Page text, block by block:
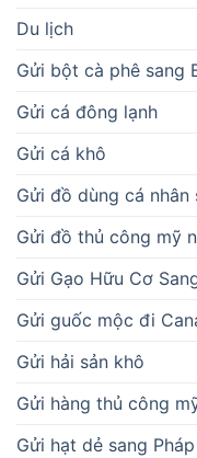
Du lịch
Gửi bột cà phê sang
Gửi cá đông lạnh
Gửi cá khô
Gửi đồ dùng cá nhân
Gửi đồ thủ công mỹ
Gửi Gạo Hữu Cơ
Gửi guốc mộc đi
Gửi hải sản khô
Gửi hàng thủ công
Gửi hạt dẻ sang Pháp